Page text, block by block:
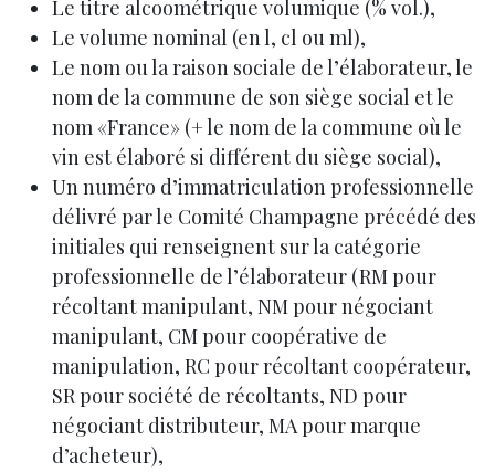
Le titre alcoométrique volumique (% vol.),
Le volume nominal (en l, cl ou ml),
Le nom ou la raison sociale de l’élaborateur, le
nom de la commune de son siège social et le
nom «France» (+ le nom de la commune où le
vin est élaboré si différent du siège social),
Un numéro d’immatriculation professionnelle
délivré par le Comité Champagne précédé des
initiales qui renseignent sur la catégorie
professionnelle de l’élaborateur (RM pour
récoltant manipulant, NM pour négociant
manipulant, CM pour coopérative de
manipulation, RC pour récoltant coopérateur,
SR pour société de récoltants, ND pour
négociant distributeur, MA pour marque
d’acheteur),